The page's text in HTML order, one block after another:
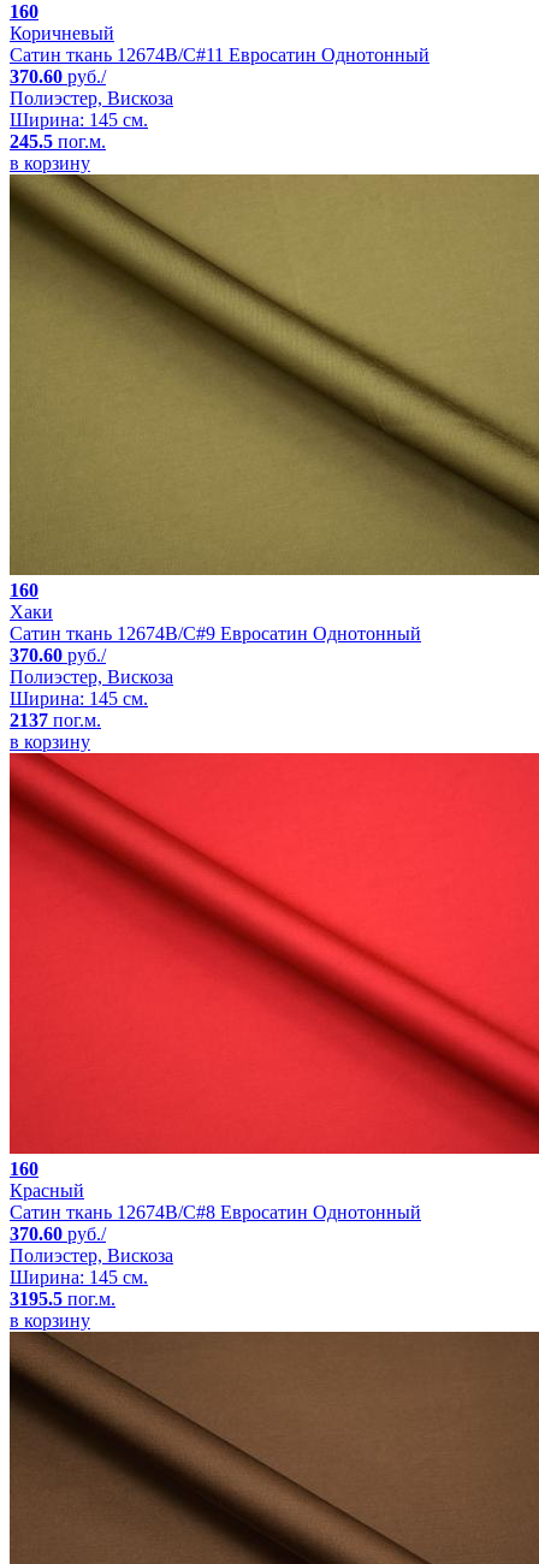
160
Коричневый
Сатин ткань 12674B/C#11 Евросатин Однотонный
370.60 руб./
Полиэстер, Вискоза
Ширина: 145 см.
245.5 пог.м.
в корзину
160
Хаки
Сатин ткань 12674B/C#9 Евросатин Однотонный
370.60 руб./
Полиэстер, Вискоза
Ширина: 145 см.
2137 пог.м.
в корзину
160
Красный
Сатин ткань 12674B/C#8 Евросатин Однотонный
370.60 руб./
Полиэстер, Вискоза
Ширина: 145 см.
3195.5 пог.м.
в корзину